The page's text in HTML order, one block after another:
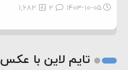
۱۴۰۳-۱۰-۰۵ 1,682
تایم لاین با عکس